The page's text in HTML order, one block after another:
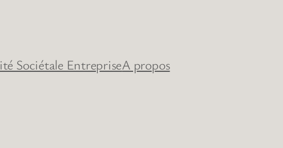
Sociétale EntrepriseA propos